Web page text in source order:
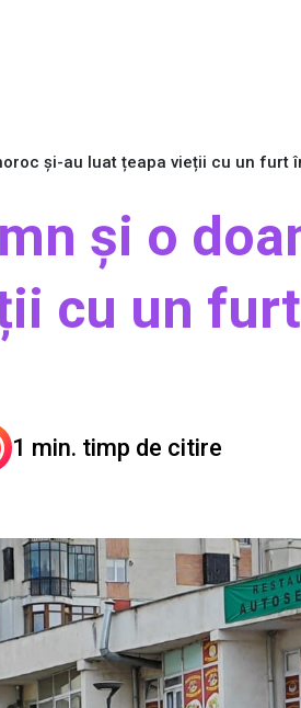
și-au luat țeapa vieții cu un furt
și o
cu un
1 min. timp de citire